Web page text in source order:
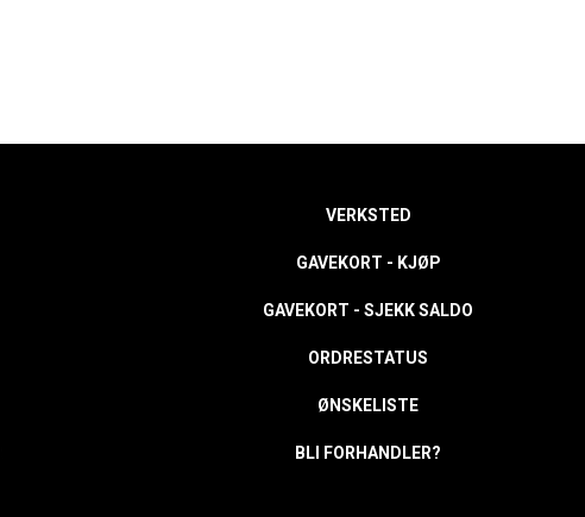
VERKSTED
GAVEKORT - KJØP
GAVEKORT - SJEKK SALDO
ORDRESTATUS
ØNSKELISTE
BLI FORHANDLER?